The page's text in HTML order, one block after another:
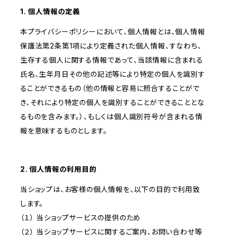
1. 個人情報の定義
本プライバシーポリシーにおいて、個人情報とは、個人情報
保護法第2条第1項により定義された個人情報、すなわち、
生存する個人に関する情報であって、当該情報に含まれる
氏名、生年月日その他の記述等により特定の個人を識別す
ることができるもの（他の情報と容易に照合することがで
き、それにより特定の個人を識別することができることとな
るものを含みます。）、もしくは個人識別符号が含まれる情
報を意味するものとします。
2. 個人情報の利用目的
当ショップは、お客様の個人情報を、以下の目的で利用致
します。
（１） 当ショップサービスの提供のため
（２） 当ショップサービスに関するご案内、お問い合わせ等